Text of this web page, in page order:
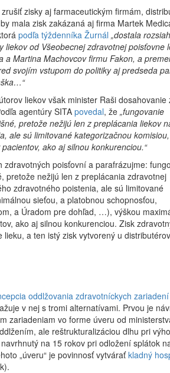
zisky aj farmaceutickým firmám,
mala zisk zakázaná aj firma Martek
podľa týždenníka Žurnál „dostala
liekov od Všeobecnej zdravotnej poisťovne
a Martina Machovcov firmu Fakon, a
svojím vstupom do politiky aj predseda
liekov však minister Raši dosahovanie
agentúry SITA povedal, že „fungovanie
pretože nežijú len z preplácania liekov
ale sú limitované kategorizačnou
ako aj silnou konkurenciou.“
zdravotných poisťovní a parafrázujme:
pretože nežijú len z preplácania zdravotnej
zdravotného poistenia, ale sú limitované
sieťou, a platobnou schopnosťou,
a Úradom pre dohľad, …), výškou
ako aj silnou konkurenciou. Zisk
a ten istý zisk vytvorený u
oddlžovania zdravotníckych zariadení
v nej s tromi alternatívami. Prvou je
zariadeniam vo forme úveru od
ale reštrukturalizáciou dlhu pri
na 15 rokov pri odložení splátok
„úveru“ je povinnosť vytváraťkladný